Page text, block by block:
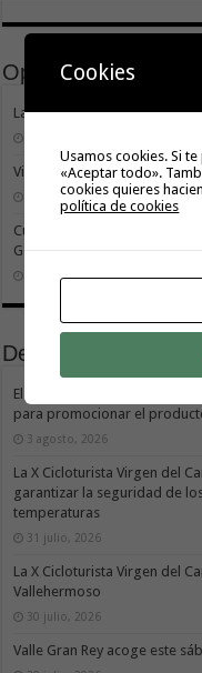
Opinión
La Gomera transforma su
Vivir donde se estudia: una
26 julio, 2026
Cuidar es avanzar: el escudo
Gomera
19 julio, 2026
Deportes
El Cabildo de La Gomera y el
para promocionar el
3 agosto, 2026
La X Cicloturista Virgen del
garantizar la seguridad de
temperaturas
31 julio, 2026
La X Cicloturista Virgen del
Vallehermoso
30 julio, 2026
Valle Gran Rey acoge este
Cookies
Usamos cookies. Si
«Aceptar todo».
cookies quieres
política de cookies